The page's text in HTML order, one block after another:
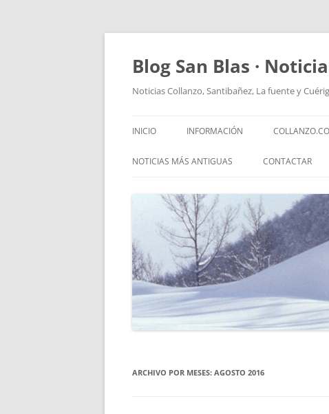
Saltar
contenido
Blog San Blas ·
Noticias Collanzo, Santibañez, La fuente y
INICIO INFORMACIÓN
NOTICIAS MÁS ANTIGUAS CONTACTAR
ARCHIVO POR MESES: AGOSTO 2016